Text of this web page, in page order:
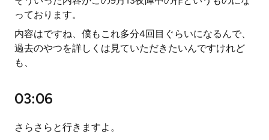
っております。
内容はですね、僕もこれ多分4回目ぐらいになるんで、
過去のやつを詳しくは見ていただきたいんですけれど
も、
03:06
さらさらと行きますよ。